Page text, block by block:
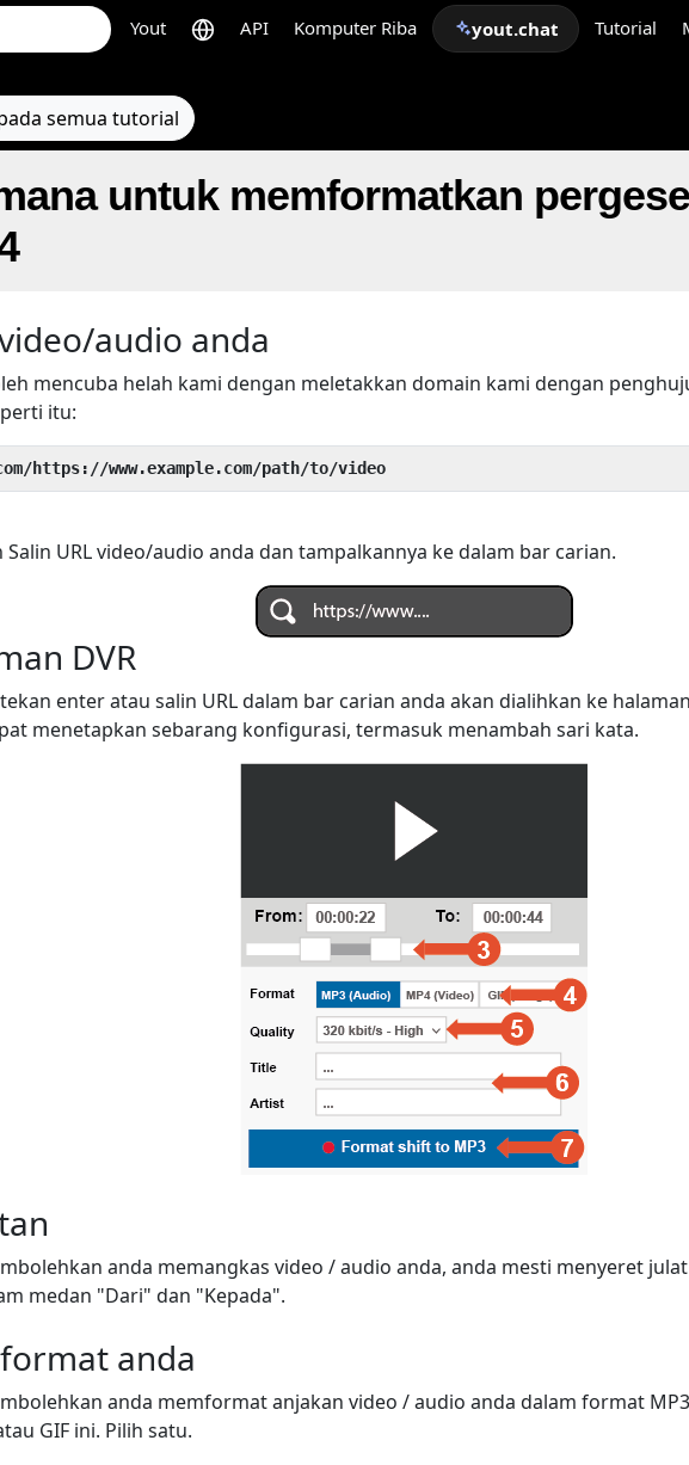
Yout API Komputer Riba yout.chat Tutorial
semua tutorial
untuk memformatkan
audio anda
mencuba helah kami dengan meletakkan domain kami dengan
itu:
https://www.example.com/path/to/video
Salin URL video/audio anda dan tampalkannya ke dalam bar carian.
DVR
enter atau salin URL dalam bar carian anda akan dialihkan ke
menetapkan sebarang konfigurasi, termasuk menambah sari kata.
anda memangkas video / audio anda, anda mesti menyeret
medan "Dari" dan "Kepada".
anda
anda memformat anjakan video / audio anda dalam format MP3
GIF ini. Pilih satu.